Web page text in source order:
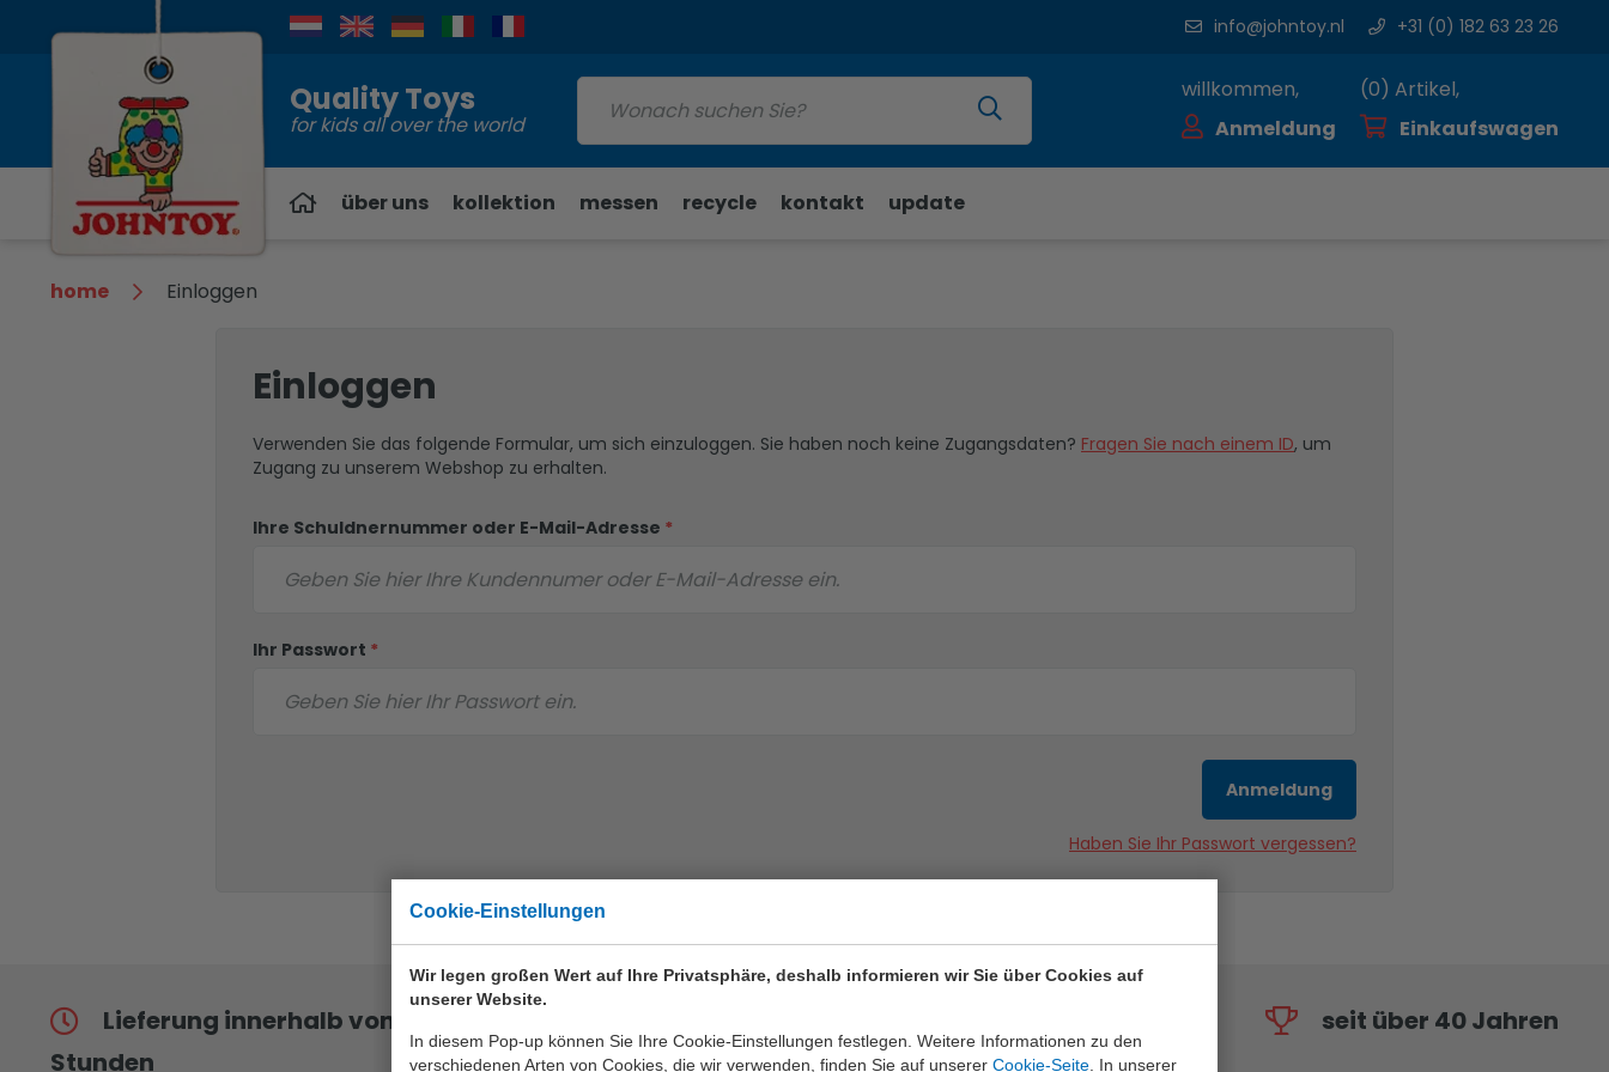
Cookie-Einstellungen
Wir legen großen Wert auf Ihre Privatsphäre, deshalb informieren wir Sie über Cookies auf
unserer Website.
In diesem Pop-up können Sie Ihre Cookie-Einstellungen festlegen. Weitere Informationen zu den
verschiedenen Arten von Cookies, die wir verwenden, finden Sie auf unserer Cookie-Seite . In unserer
Kontakt
info@johntoy.nl +31 (0) 182 63 23 26
Quality Toys
for kids all over the world
willkommen,
Anmeldung
(0) Artikel,
Einkaufswagen
über uns kollektion messen recycle kontakt update
home Einloggen
Einloggen
Verwenden Sie das folgende Formular, um sich einzuloggen. Sie haben noch keine Zugangsdaten? Fragen Sie nach einem ID, um
Zugang zu unserem Webshop zu erhalten.
Ihre Schuldnernummer oder E-Mail-Adresse *
Ihr Passwort *
Anmeldung
Haben Sie Ihr Passwort vergessen?
Lieferung innerhalb von 24
Stunden
seit über 40 Jahren